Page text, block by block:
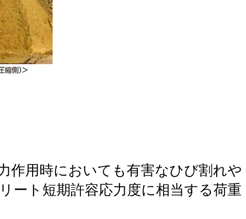
作用時においても有害なひび割れや
ート短期許容応力度に相当する荷重